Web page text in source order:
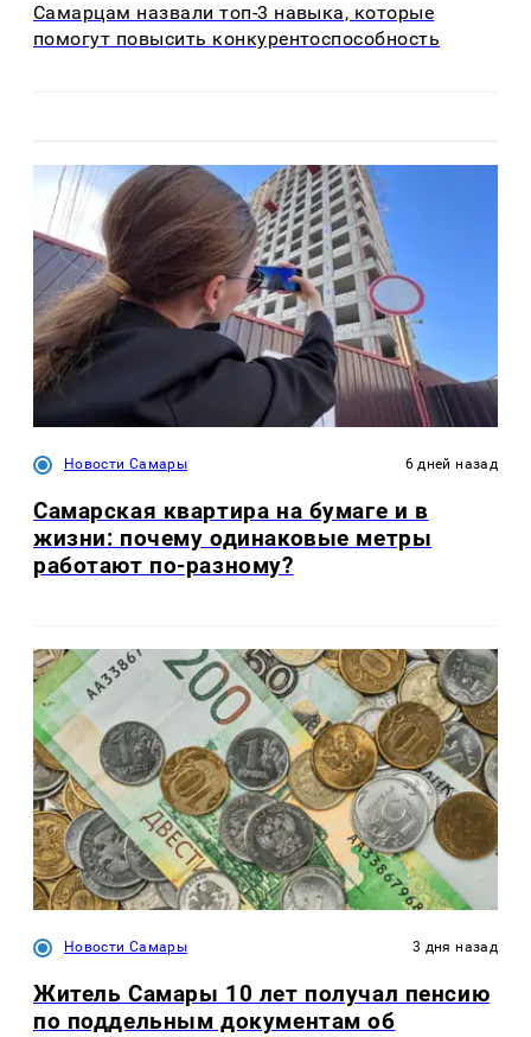
Самарцам назвали топ-3 навыка, которые
помогут повысить конкурентоспособность
Новости Самары 6 дней назад
Самарская квартира на бумаге и в
жизни: почему одинаковые метры
работают по-разному?
Новости Самары 3 дня назад
Житель Самары 10 лет получал пенсию
по поддельным документам об